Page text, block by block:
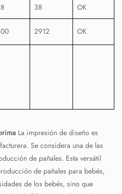
38
OK
2912
OK
La impresión de diseño es
Se considera una de las
de pañales. Esta versátil
de pañales para bebés,
de los bebés, sino que